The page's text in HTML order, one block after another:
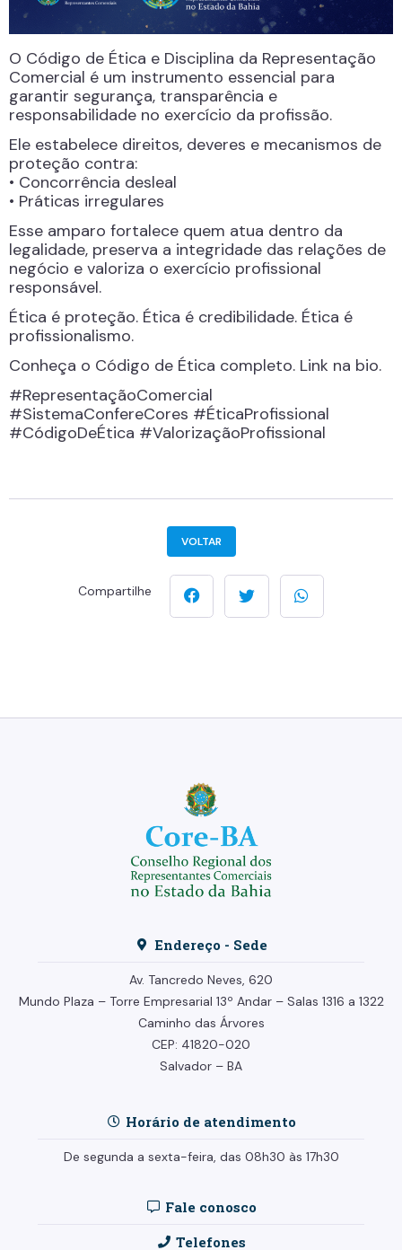
O Código de Ética e Disciplina da Representação
Comercial é um instrumento essencial para
garantir segurança, transparência e
responsabilidade no exercício da profissão.
Ele estabelece direitos, deveres e mecanismos de
proteção contra:
• Concorrência desleal
• Práticas irregulares
Esse amparo fortalece quem atua dentro da
legalidade, preserva a integridade das relações de
negócio e valoriza o exercício profissional
responsável.
Ética é proteção. Ética é credibilidade. Ética é
profissionalismo.
Conheça o Código de Ética completo. Link na bio.
#RepresentaçãoComercial
#SistemaConfereCores #ÉticaProfissional
#CódigoDeÉtica #ValorizaçãoProfissional
VOLTAR
Compartilhe
Endereço - Sede
Av. Tancredo Neves, 620
Mundo Plaza – Torre Empresarial 13º Andar – Salas 1316 a 1322
Caminho das Árvores
CEP: 41820-020
Salvador – BA
Horário de atendimento
De segunda a sexta-feira, das 08h30 às 17h30
Fale conosco
Telefones